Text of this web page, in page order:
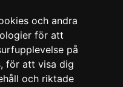
och andra
för att
på
för att visa dig
och riktade